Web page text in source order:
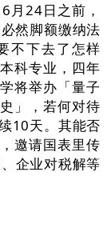
24日之前，
然脚额缴纳法
不下去了怎样
科专业，四年
将举办「量子
」，若何对待
10天。其能否
邀请国表里传
企业对税解等